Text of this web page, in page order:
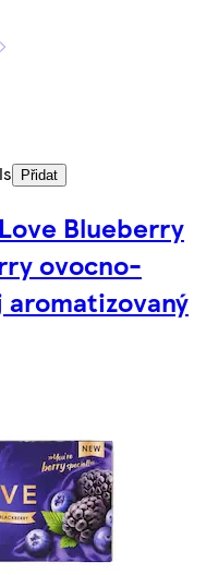
Přidat
Blueberry
ovocno-
aromatizovaný